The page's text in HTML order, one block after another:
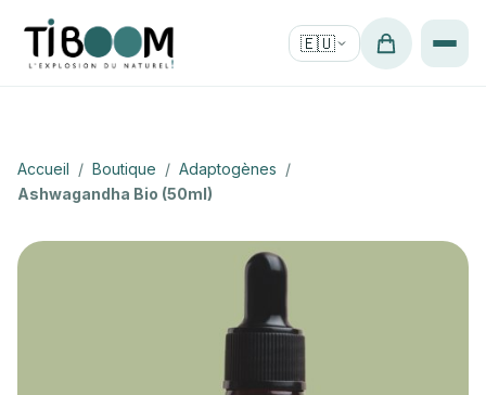
🇪🇺
Accueil / Boutique / Adaptogènes /
Ashwagandha Bio (50ml)